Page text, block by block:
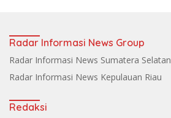
Radar Informasi News Group
Radar Informasi News Sumatera Selatan
Radar Informasi News Kepulauan Riau
Redaksi